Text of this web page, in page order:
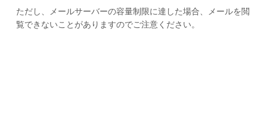
ただし、メールサーバーの容量制限に達した場合、メールを閲
覧できないことがありますのでご注意ください。